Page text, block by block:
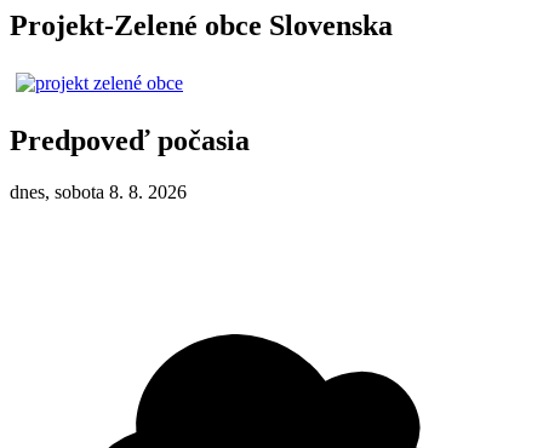
Projekt-Zelené obce Slovenska
Predpoveď počasia
dnes, sobota 8. 8. 2026